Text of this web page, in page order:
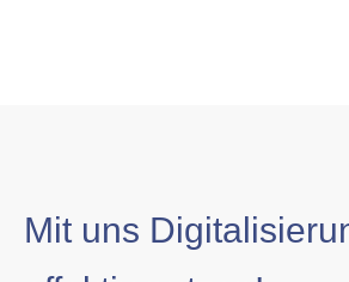
Mit uns